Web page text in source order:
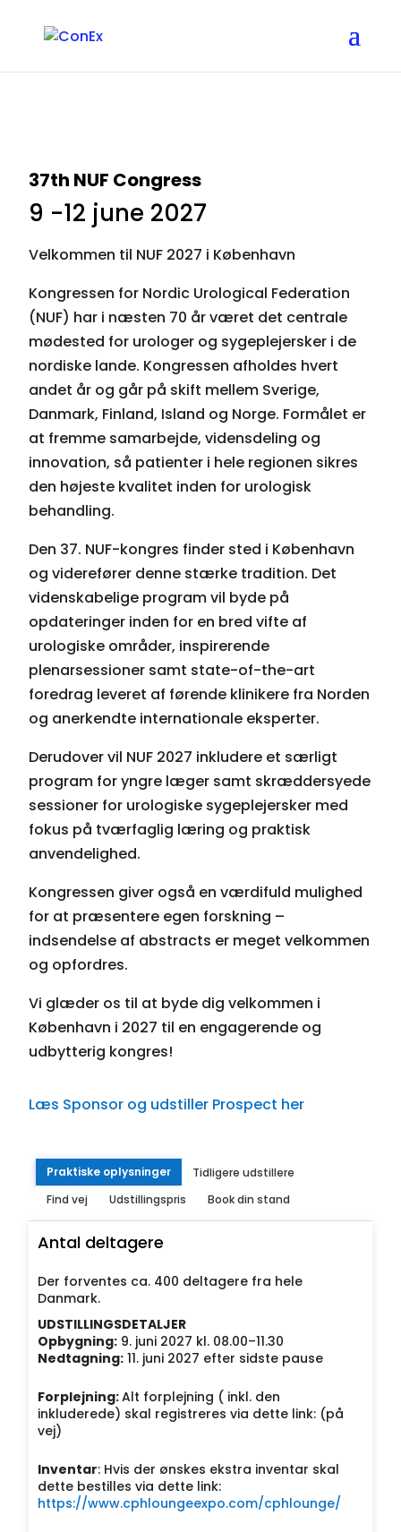
37th NUF Congress
9 -12 june 2027
Velkommen til NUF 2027 i København
Kongressen for Nordic Urological Federation
(NUF) har i næsten 70 år været det centrale
mødested for urologer og sygeplejersker i de
nordiske lande. Kongressen afholdes hvert
andet år og går på skift mellem Sverige,
Danmark, Finland, Island og Norge. Formålet er
at fremme samarbejde, vidensdeling og
innovation, så patienter i hele regionen sikres
den højeste kvalitet inden for urologisk
behandling.
Den 37. NUF-kongres finder sted i København
og viderefører denne stærke tradition. Det
videnskabelige program vil byde på
opdateringer inden for en bred vifte af
urologiske områder, inspirerende
plenarsessioner samt state-of-the-art
foredrag leveret af førende klinikere fra Norden
og anerkendte internationale eksperter.
Derudover vil NUF 2027 inkludere et særligt
program for yngre læger samt skræddersyede
sessioner for urologiske sygeplejersker med
fokus på tværfaglig læring og praktisk
anvendelighed.
Kongressen giver også en værdifuld mulighed
for at præsentere egen forskning –
indsendelse af abstracts er meget velkommen
og opfordres.
Vi glæder os til at byde dig velkommen i
København i 2027 til en engagerende og
udbytterig kongres!
Læs Sponsor og udstiller Prospect her
Praktiske oplysninger
Tidligere udstillere
Find vej
Udstillingspris Book din stand
Antal deltagere
Der forventes ca. 400 deltagere fra hele
Danmark.
UDSTILLINGSDETALJER
Opbygning: 9. juni 2027 kl. 08.00–11.30
Nedtagning: 11. juni 2027 efter sidste pause
Forplejning:Alt forplejning ( inkl. den
inkluderede) skal registreres via dette link: (på
vej)
Inventar: Hvis der ønskes ekstra inventar skal
dette bestilles via dette link:
https://www.cphloungeexpo.com/cphlounge/